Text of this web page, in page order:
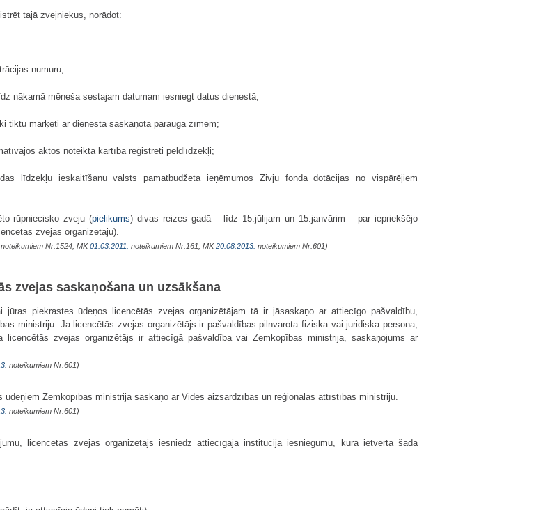
tajā zvejniekus, norādot:
numuru;
nākamā mēneša sestajam datumam iesniegt datus dienestā;
tiktu marķēti ar dienestā saskaņota parauga zīmēm;
aktos noteiktā kārtībā reģistrēti peldlīdzekļi;
līdzekļu ieskaitīšanu valsts pamatbudžeta ieņēmumos Zivju fonda dotācijas no vispārējiem
rūpniecisko zveju (pielikums) divas reizes gadā – līdz 15.jūlijam un 15.janvārim – par iepriekšējo
zvejas organizētāju).
noteikumiem Nr.1524; MK01.03.2011. noteikumiem Nr.161; MK20.08.2013. noteikumiem Nr.601)
zvejas saskaņošana un uzsākšana
piekrastes ūdeņos licencētās zvejas organizētājam tā ir jāsaskaņo ar attiecīgo pašvaldību,
ministriju. Ja licencētās zvejas organizētājs ir pašvaldības pilnvarota fiziska vai juridiska persona,
zvejas organizētājs ir attiecīgā pašvaldība vai Zemkopības ministrija, saskaņojums ar
noteikumiem Nr.601)
Zemkopības ministrija saskaņo ar Vides aizsardzības un reģionālās attīstības ministriju.
noteikumiem Nr.601)
licencētās zvejas organizētājs iesniedz attiecīgajā institūcijā iesniegumu, kurā ietverta šāda